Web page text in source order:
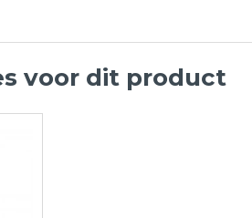
voor dit product